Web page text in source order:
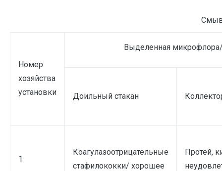
Номер
хозяйства
установки
Выделенная микрофлора/
Доильный стакан
1
Коагулазоотрицательные
стафилококки/ хорошее
Протей,